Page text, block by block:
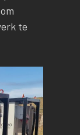
te